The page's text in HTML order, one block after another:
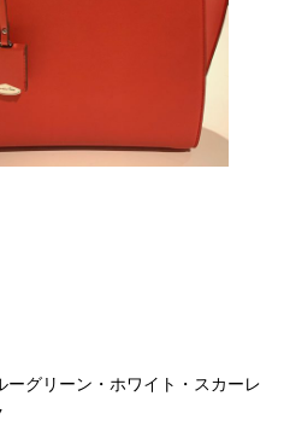
グリーン・ホワイト・スカーレ